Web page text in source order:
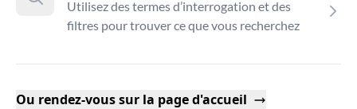
Utilisez des termes d’interrogation et des
filtres pour trouver ce que vous recherchez
Ou rendez-vous sur la page d'accueil